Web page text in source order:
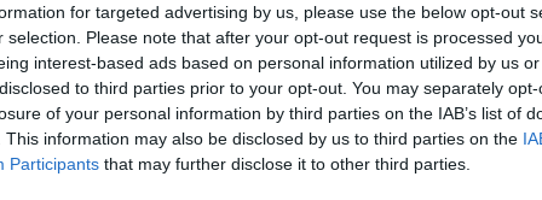
for targeted advertising by us, please use the below opt-out
selection. Please note that after your opt-out request is processed
interest-based ads based on personal information utilized by us
to third parties prior to your opt-out. You may separately
of your personal information by third parties on the IAB’s list of
This information may also be disclosed by us to third parties on the
Participants that may further disclose it to other third parties.
en dejar media cancha, con una portería y una
un espacio para la petanca y un área de
jardineras con árboles que darán sombra y
para crear una especie de circuito,
es que con esta novedosa idea se